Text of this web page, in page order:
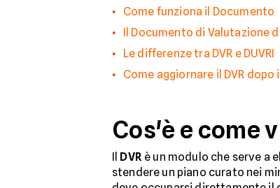
Come funziona il Documento
Il Documento di Valutazione
Le differenze tra DVR e DUVRI
Come aggiornare il DVR
Cos'è e come
Il DVRè un modulo che serve a
stendere un piano curato nei